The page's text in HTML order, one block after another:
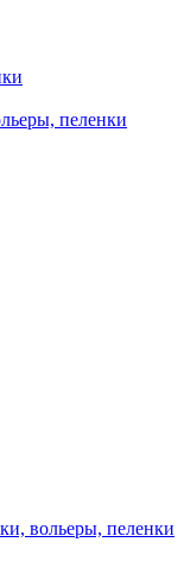
пеленки
вольеры, пеленки